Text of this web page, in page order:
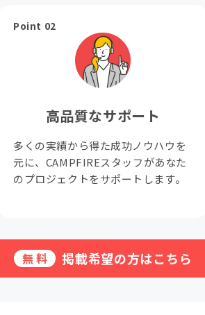
Point 02
高品質なサポート
多くの実績から得た成功ノウハウを
元に、CAMPFIREスタッフがあなた
のプロジェクトをサポートします。
無料 掲載希望の方はこちら